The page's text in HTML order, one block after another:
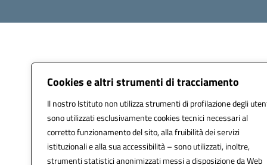
Cookies e altri strumenti di tracciamento
Il nostro Istituto non utilizza strumenti di profilazione degli
sono utilizzati esclusivamente cookies tecnici necessari al
corretto funzionamento del sito, alla fruibilità dei servizi
istituzionali e alla sua accessibilità – sono utilizzati, inoltre,
strumenti statistici anonimizzati messi a disposizione da Web